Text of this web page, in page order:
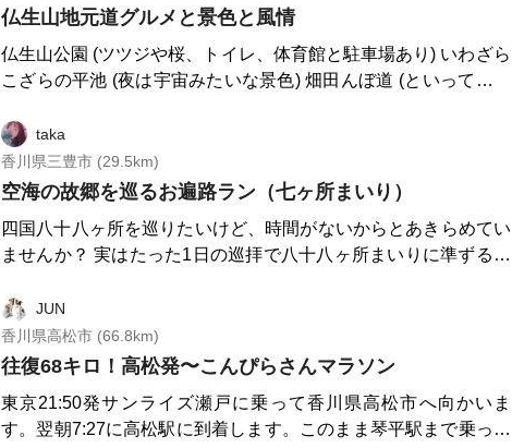
ーニング。素晴らしい旅になりました。
仏生山地元道グルメと景色と風情
仏生山公園 (ツツジや桜、トイレ、体育館と駐車場あり) いわざら
こざらの平池 (夜は宇宙みたいな景色) 畑田んぼ道 (といっても整
ると一気に新しい道) 公園 (ツツジが綺麗ぶら下がりやブランコと
かもある)トイレもある 駅前通り (ワッフルのニジカやビッツバー
ガー、くさかのお肉やチキンカツ、大山のお刺身にアリスのパ
薬局のもりやさんでは時々クチコミだけの占いイベントも開催さ
れる) 門前町 (和菓子のアオイ堂、のみもの屋、仏生山プリン、ジ
崎屋のソース、フレンチグラッド) ちきり神社 (階段で足が鍛え上
げられる) 仏生山小学校 (ちょっと子供の頃を思い出す) 法然寺 (横
道には紫陽花、建築美をたのしめる時代劇の中に来たような空
間) 季節や時間帯により 色んな景色やグルメが楽しめます♪ ラン
ニングの後に 仏生山温泉もオススメです♪
taka
香川県三豊市 (29.5km)
空海の故郷を巡るお遍路ラン（七ヶ所まいり）
四国八十八ヶ所を巡りたいけど、時間がないからとあきらめてい
ませんか？ 実はたった1日の巡拝で八十八ヶ所まいりに準ずるご
ヶ所まいりは江戸時代から行われている礼拝方法で、空海の故郷
にある7ヶ寺を巡拝します。 お寺にはそれぞれご本尊とは別に
「七福神なで仏」が祀られており、7つの福運を授かることもで
が、走るなら半日！ このコースは七ヶ所まいりの7ヶ寺に、空海
にゆかりのあるお寺3ヶ寺を加えた、合計10ヶ寺を巡ります。JR
JUN
香川県高松市 (66.8km)
往復68キロ！高松発〜こんぴらさんマラソン
東京21:50発サンライズ瀬戸に乗って香川県高松市へ向かいま
す。翌朝7:27に高松駅に到着します。このまま琴平駅まで乗って